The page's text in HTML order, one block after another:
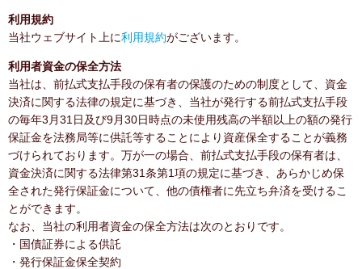
利用規約
当社ウェブサイト上に利用規約がございます。
利用者資金の保全方法
当社は、前払式支払手段の保有者の保護のための制度として、資金
決済に関する法律の規定に基づき、当社が発行する前払式支払手段
の毎年3月31日及び9月30日時点の未使用残高の半額以上の額の発行
保証金を法務局等に供託等することにより資産保全することが義務
づけられております。万が一の場合、前払式支払手段の保有者は、
資金決済に関する法律第31条第1項の規定に基づき、あらかじめ保
全された発行保証金について、他の債権者に先立ち弁済を受けるこ
とができます。
なお、当社の利用者資金の保全方法は次のとおりです。
・国債証券による供託
・発行保証金保全契約